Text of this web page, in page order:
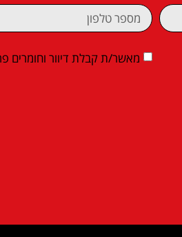
מאשר/ת קבלת דיוור וחומרים